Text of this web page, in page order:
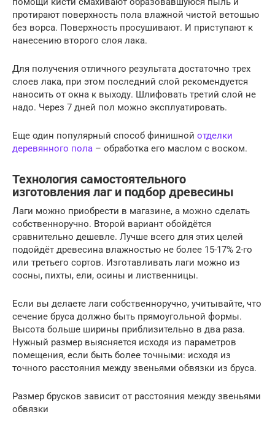
протирают поверхность пола влажной чистой ветошью
без ворса. Поверхность просушивают. И приступают к
нанесению второго слоя лака.
Для получения отличного результата достаточно трех
слоев лака, при этом последний слой рекомендуется
наносить от окна к выходу. Шлифовать третий слой не
надо. Через 7 дней пол можно эксплуатировать.
Еще один популярный способ финишной отделки
деревянного пола – обработка его маслом с воском.
Технология самостоятельного
изготовления лаг и подбор древесины
Лаги можно приобрести в магазине, а можно сделать
собственноручно. Второй вариант обойдётся
сравнительно дешевле. Лучше всего для этих целей
подойдёт древесина влажностью не более 15-17% 2-го
или третьего сортов. Изготавливать лаги можно из
сосны, пихты, ели, осины и лиственницы.
Если вы делаете лаги собственноручно, учитывайте, что
сечение бруса должно быть прямоугольной формы.
Высота больше ширины приблизительно в два раза.
Нужный размер выясняется исходя из параметров
помещения, если быть более точными: исходя из
точного расстояния между звеньями обвязки из бруса.
Размер брусков зависит от расстояния между звеньями
обвязки